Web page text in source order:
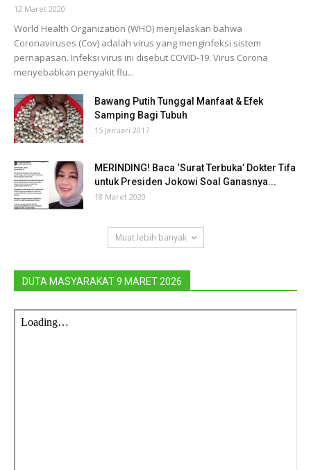
12 Maret 2020
World Health Organization (WHO) menjelaskan bahwa
Coronaviruses (Cov) adalah virus yang menginfeksi sistem
pernapasan. Infeksi virus ini disebut COVID-19. Virus Corona
menyebabkan penyakit flu...
Bawang Putih Tunggal Manfaat & Efek
Samping Bagi Tubuh
15 Januari 2017
MERINDING! Baca ‘Surat Terbuka’ Dokter Tifa
untuk Presiden Jokowi Soal Ganasnya...
18 Maret 2020
Muat lebih banyak
DUTA MASYARAKAT 9 MARET 2026